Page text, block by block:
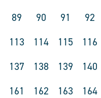
89 90 91 92
113 114 115 116
137 138 139 140
161 162 163 164